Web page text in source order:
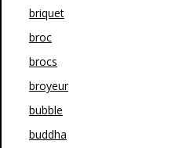
briquet
broc
brocs
broyeur
bubble
buddha